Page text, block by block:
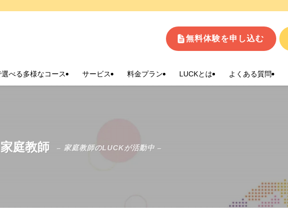
校生
べる多様なコース サービス 料金プラン LUCKとは よくある質問
無料体験を申し込む
庭教師 – 家庭教師のLUCKが活動中 –